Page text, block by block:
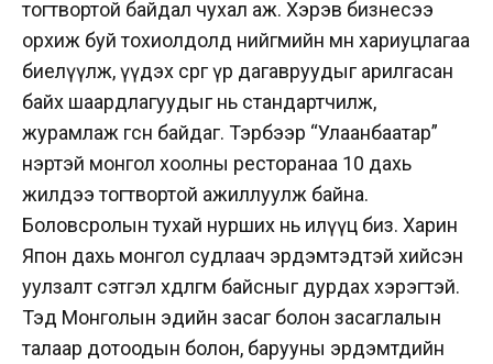
тогтвортой байдал чухал аж. Хэрэв бизнесээ
орхиж буй тохиолдолд нийгмийн өмнө хариуцлагаа
биелүүлж, үүдэх сөрөг үр дагавруудыг арилгасан
байх шаардлагуудыг нь стандартчилж,
журамлаж өгсөн байдаг. Тэрбээр “Улаанбаатар”
нэртэй монгол хоолны ресторанаа 10 дахь
жилдээ тогтвортой ажиллуулж байна.
Боловсролын тухай нурших нь илүүц биз. Харин
Япон дахь монгол судлаач эрдэмтэдтэй хийсэн
уулзалт сэтгэл хөдөлгөм байсныг дурдах хэрэгтэй.
Тэд Монголын эдийн засаг болон засаглалын
талаар дотоодын болон, барууны эрдэмтдийн